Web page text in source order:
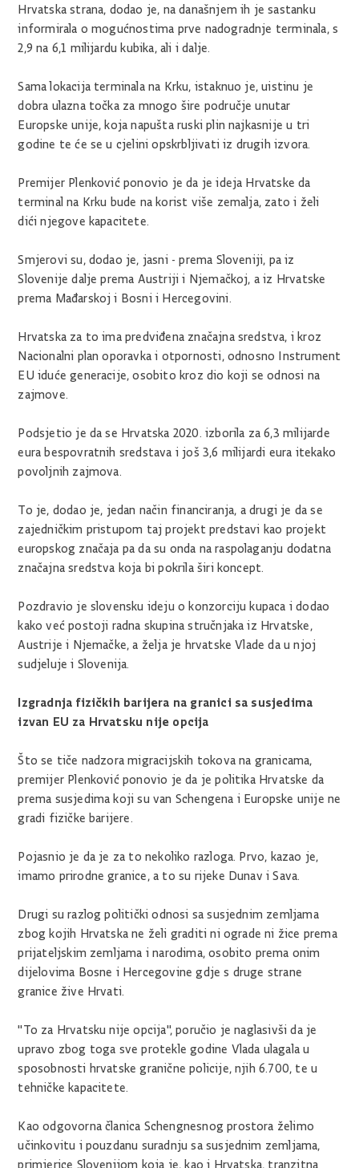
Hrvatska strana, dodao je, na današnjem ih je sastanku
informirala o mogućnostima prve nadogradnje terminala, s
2,9 na 6,1 milijardu kubika, ali i dalje.
Sama lokacija terminala na Krku, istaknuo je, uistinu je
dobra ulazna točka za mnogo šire područje unutar
Europske unije, koja napušta ruski plin najkasnije u tri
godine te će se u cjelini opskrbljivati iz drugih izvora.
Premijer Plenković ponovio je da je ideja Hrvatske da
terminal na Krku bude na korist više zemalja, zato i želi
dići njegove kapacitete.
Smjerovi su, dodao je, jasni - prema Sloveniji, pa iz
Slovenije dalje prema Austriji i Njemačkoj, a iz Hrvatske
prema Mađarskoj i Bosni i Hercegovini.
Hrvatska za to ima predviđena značajna sredstva, i kroz
Nacionalni plan oporavka i otpornosti, odnosno Instrument
EU iduće generacije, osobito kroz dio koji se odnosi na
zajmove.
Podsjetio je da se Hrvatska 2020. izborila za 6,3 milijarde
eura bespovratnih sredstava i još 3,6 milijardi eura itekako
povoljnih zajmova.
To je, dodao je, jedan način financiranja, a drugi je da se
zajedničkim pristupom taj projekt predstavi kao projekt
europskog značaja pa da su onda na raspolaganju dodatna
značajna sredstva koja bi pokrila širi koncept.
Pozdravio je slovensku ideju o konzorciju kupaca i dodao
kako već postoji radna skupina stručnjaka iz Hrvatske,
Austrije i Njemačke, a želja je hrvatske Vlade da u njoj
sudjeluje i Slovenija.
Izgradnja fizičkih barijera na granici sa susjedima
izvan EU za Hrvatsku nije opcija
Što se tiče nadzora migracijskih tokova na granicama,
premijer Plenković ponovio je da je politika Hrvatske da
prema susjedima koji su van Schengena i Europske unije ne
gradi fizičke barijere.
Pojasnio je da je za to nekoliko razloga. Prvo, kazao je,
imamo prirodne granice, a to su rijeke Dunav i Sava.
Drugi su razlog politički odnosi sa susjednim zemljama
zbog kojih Hrvatska ne želi graditi ni ograde ni žice prema
prijateljskim zemljama i narodima, osobito prema onim
dijelovima Bosne i Hercegovine gdje s druge strane
granice žive Hrvati.
"To za Hrvatsku nije opcija", poručio je naglasivši da je
upravo zbog toga sve protekle godine Vlada ulagala u
sposobnosti hrvatske granične policije, njih 6.700, te u
tehničke kapacitete.
Kao odgovorna članica Schengnesnog prostora želimo
učinkovitu i pouzdanu suradnju sa susjednim zemljama,
primjerice Slovenijom koja je, kao i Hrvatska, tranzitna